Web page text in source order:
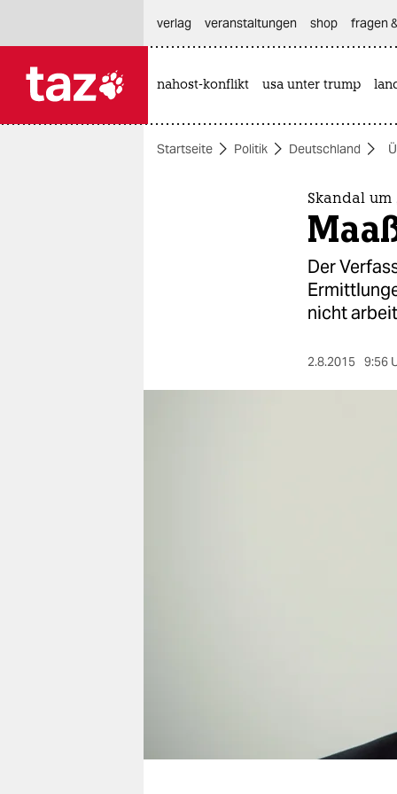
themen
genossenschaft
verlag
veranstaltungen shop fragen
nahost-konflikt usa unter trump
Startseite Politik Deutschland
Skandal um
Der
nicht
2.8.2015 9:56